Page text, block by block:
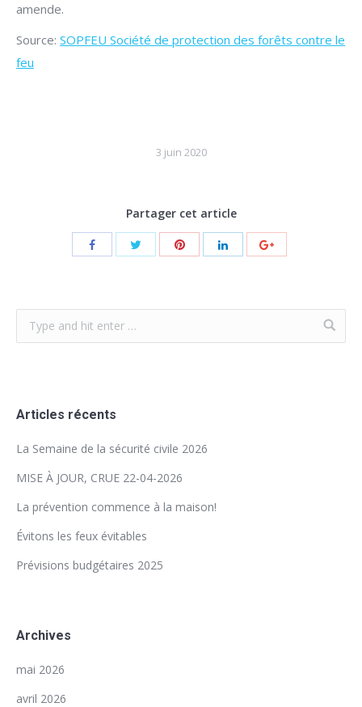
amende.
Source: SOPFEU Société de protection des forêts contre le
feu
3 juin 2020
Partager cet article
Articles récents
La Semaine de la sécurité civile 2026
MISE À JOUR, CRUE 22-04-2026
La prévention commence à la maison!
Évitons les feux évitables
Prévisions budgétaires 2025
Archives
mai 2026
avril 2026